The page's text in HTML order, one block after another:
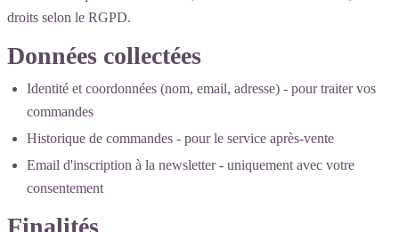
droits selon le RGPD.
Données collectées
Identité et coordonnées (nom, email, adresse) - pour traiter vos
commandes
Historique de commandes - pour le service après‑vente
Email d'inscription à la newsletter - uniquement avec votre
consentement
Finalités